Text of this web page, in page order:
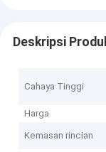
Deskripsi
Cahaya Tinggi
Harga
Kemasan rincian